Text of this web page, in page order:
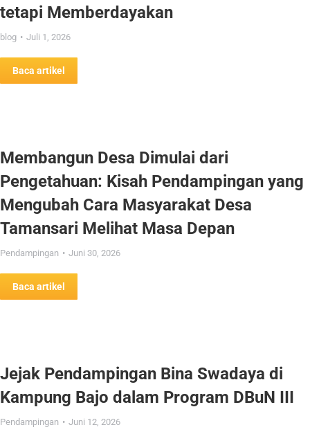
tetapi Memberdayakan
blog Juli 1, 2026
Baca artikel
Membangun Desa Dimulai dari
Pengetahuan: Kisah Pendampingan yang
Mengubah Cara Masyarakat Desa
Tamansari Melihat Masa Depan
Pendampingan Juni 30, 2026
Baca artikel
Jejak Pendampingan Bina Swadaya di
Kampung Bajo dalam Program DBuN III
Pendampingan Juni 12, 2026